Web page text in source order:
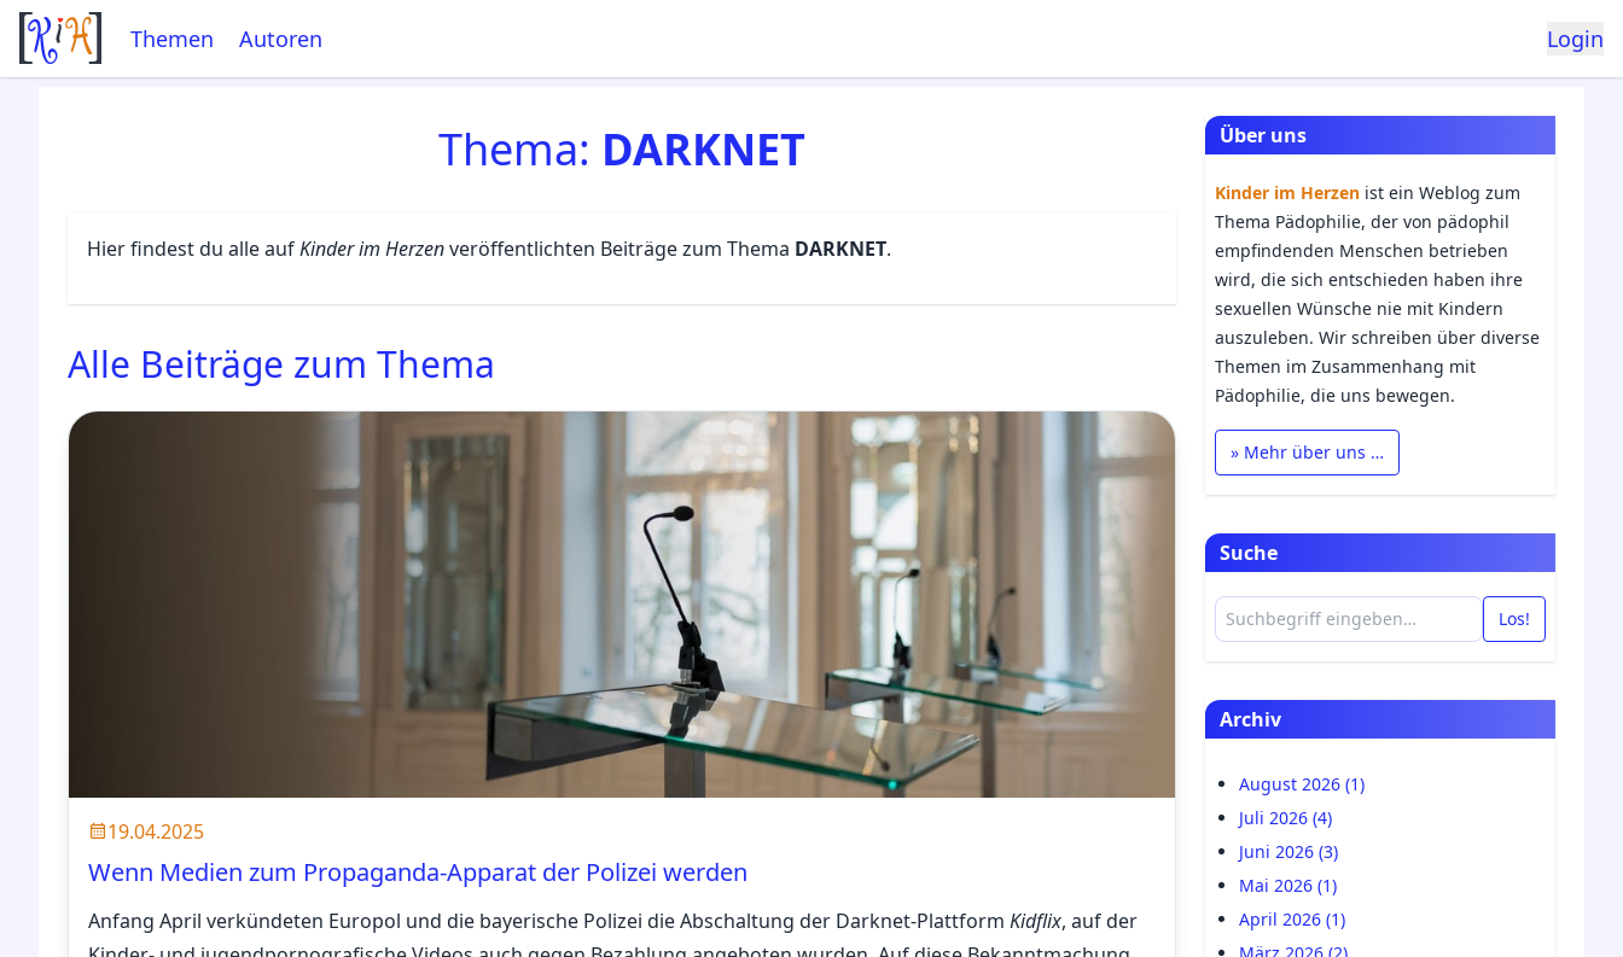
Themen Autoren Login
Thema: DARKNET
Hier findest du alle aufKinder im Herzenveröffentlichten Beiträge zum Thema DARKNET.
Alle Beiträge zum Thema
19.04.2025
Wenn Medien zum Propaganda-Apparat der Polizei werden
Anfang April verkündeten Europol und die bayerische Polizei die Abschaltung der Darknet-Plattform Kidflix, auf der
Über uns
Kinder im Herzen ist ein Weblog zum
Thema Pädophilie, der von pädophil
empfindenden Menschen betrieben
wird, die sich entschieden haben ihre
sexuellen Wünsche nie mit Kindern
auszuleben. Wir schreiben über diverse
Themen im Zusammenhang mit
Pädophilie, die uns bewegen.
» Mehr über uns …
Suche
Los!
Archiv
August 2026 (1)
Juli 2026 (4)
Juni 2026 (3)
Mai 2026 (1)
April 2026 (1)